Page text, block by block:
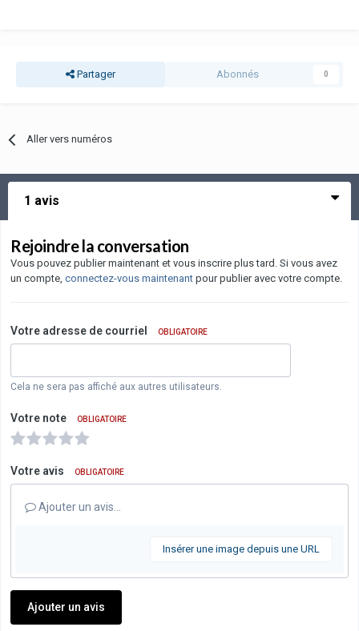
Partager Abonnés 0
Aller vers numéros
1 avis
Rejoindre la conversation
Vous pouvez publier maintenant et vous inscrire plus tard. Si vous avez
un compte, connectez-vous maintenant pour publier avec votre compte.
Votre adresse de courriel OBLIGATOIRE
Cela ne sera pas affiché aux autres utilisateurs.
Votre note OBLIGATOIRE
Votre avis OBLIGATOIRE
Ajouter un avis…
Insérer une image depuis une URL
Ajouter un avis